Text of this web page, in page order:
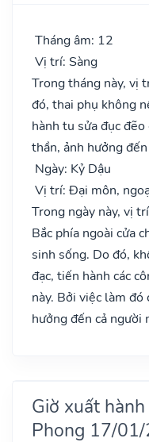
Tháng âm: 12
Vị trí: Sàng
Trong tháng này, vị
đó, thai phụ không
hành tu sửa đục
thần, ảnh hưởng
Ngày: Kỷ Dậu
Vị trí: Đại môn,
Trong ngày này, vị
Bắc phía ngoài cửa
sinh sống. Do đó,
đạc, tiến hành các
này. Bởi việc làm
hưởng đến cả người
Giờ xuất
Phong 17/